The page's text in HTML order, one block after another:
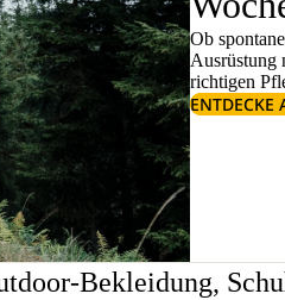
Ob
Ausrüstung
richtigen
ENTDECKE
Bekleidung,